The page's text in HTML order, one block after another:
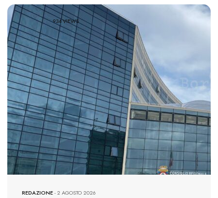
934 VIEWS
REDAZIONE-2 AGOSTO 2026